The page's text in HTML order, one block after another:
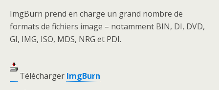
ImgBurn prend en charge un grand nombre de
formats de fichiers image – notamment BIN, DI, DVD,
GI, IMG, ISO, MDS, NRG et PDI.
Télécharger ImgBurn